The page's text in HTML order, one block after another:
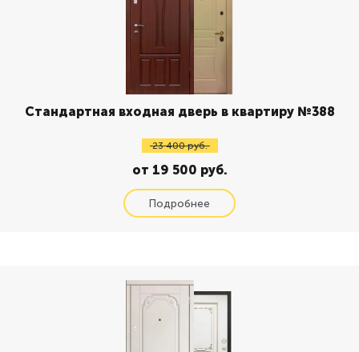
Стандартная входная дверь в квартиру №388
23 400 руб.
от 19 500 руб.